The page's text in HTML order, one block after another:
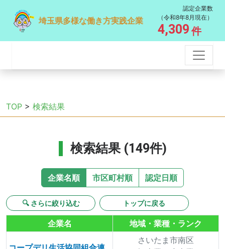
埼玉県多様な働き方実践企業
認定企業数
（令和8年8月現在）
4,309 件
TOP > 検索結果
検索結果 (149件)
企業名順 市区町村順 認定日順
🔍 さらに絞り込む トップに戻る
企業名 地域・業種・ランク
さいたま市南区